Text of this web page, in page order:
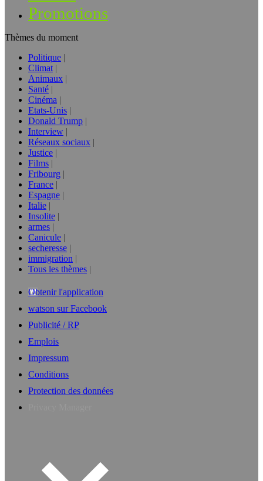
Promotions
Thèmes du moment
Politique
Climat
Animaux
Santé
Cinéma
Etats-Unis
Donald Trump
Interview
Réseaux sociaux
Justice
Films
Fribourg
France
Espagne
Italie
Insolite
armes
Canicule
secheresse
immigration
Tous les thèmes
Obtenir l'application
watson sur Facebook
Publicité / RP
Emplois
Impressum
Conditions
Protection des données